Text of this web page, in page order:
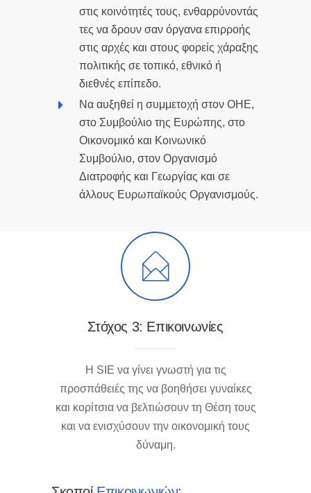
στις κοινότητές τους, ενθαρρύνοντάς
τες να δρουν σαν όργανα επιρροής
στις αρχές και στους φορείς χάραξης
πολιτικής σε τοπικό, εθνικό ή
διεθνές επίπεδο.
Να αυξηθεί η συμμετοχή στον ΟΗΕ,
στο Συμβούλιο της Ευρώπης, στο
Οικονομικό και Κοινωνικό
Συμβούλιο, στον Οργανισμό
Διατροφής και Γεωργίας και σε
άλλους Ευρωπαϊκούς Οργανισμούς.
Στόχος 3: Επικοινωνίες
Η SIΕ να γίνει γνωστή για τις
προσπάθειές της να βοηθήσει γυναίκες
και κορίτσια να βελτιώσουν τη Θέση τους
και να ενισχύσουν την οικονομική τους
δύναμη.